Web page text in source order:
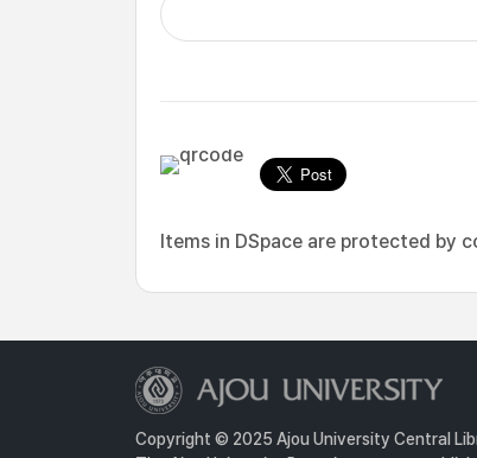
Items in DSpace are protected by
Copyright © 2025 Ajou University Central